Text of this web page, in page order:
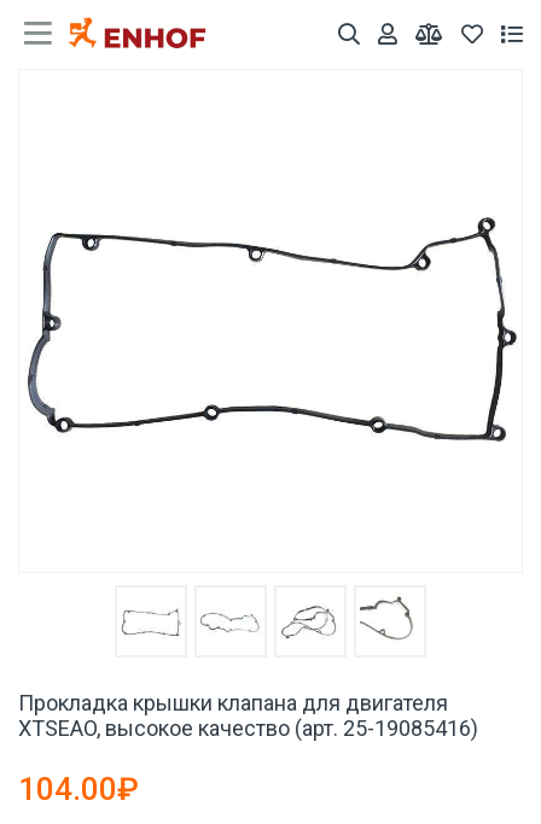
Прокладка крышки клапана для двигателя
XTSEAO, высокое качество (арт. 25-19085416)
104.00₽